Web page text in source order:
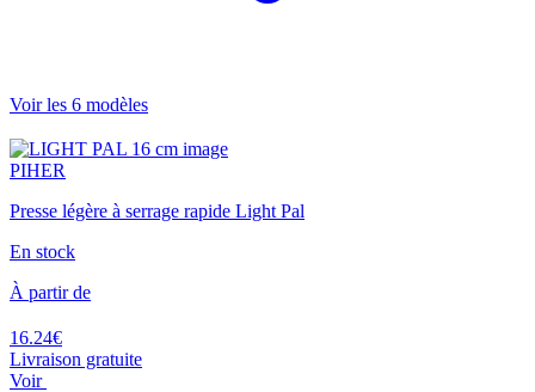
Voir les 6 modèles
PIHER
Presse légère à serrage rapide Light Pal
En stock
À partir de
16.24€
Livraison gratuite
Voir